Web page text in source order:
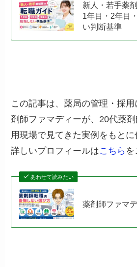
新人・若手薬
1年目・2年目
い判断基準
この記事は、薬局の管理・採
剤師ファマディーが、20代薬
用現場で見てきた実例をもとに
詳しいプロフィールはこちら を
あわせて読みたい
薬剤師ファマ